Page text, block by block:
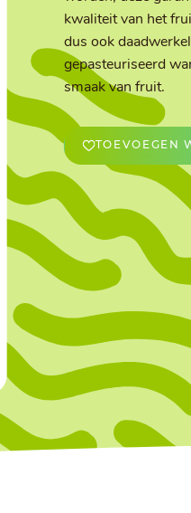
Le Bichon
Ranson
Sevarome
kwaliteit van het
dus ook
gepasteuriseerd
smaak van fruit.
TOEVOEGEN